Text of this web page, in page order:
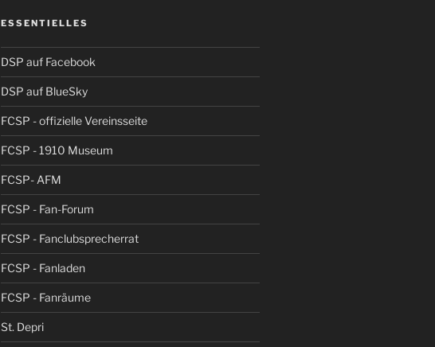
ESSENTIELLES
DSP auf Facebook
DSP auf BlueSky
FCSP - offizielle Vereinsseite
FCSP - 1910 Museum
FCSP- AFM
FCSP - Fan-Forum
FCSP - Fanclubsprecherrat
FCSP - Fanladen
FCSP - Fanräume
St. Depri